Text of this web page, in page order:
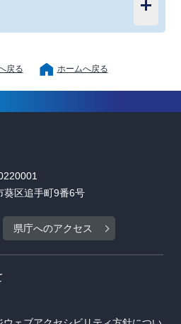
戻る ホームへ戻る
区追手町9番6号
県庁へのアクセス